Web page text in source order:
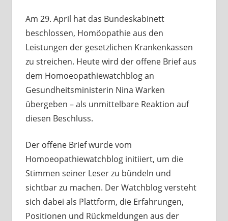
Am 29. April hat das Bundeskabinett
beschlossen, Homöopathie aus den
Leistungen der gesetzlichen Krankenkassen
zu streichen. Heute wird der offene Brief aus
dem Homoeopathiewatchblog an
Gesundheitsministerin Nina Warken
übergeben – als unmittelbare Reaktion auf
diesen Beschluss.
Der offene Brief wurde vom
Homoeopathiewatchblog initiiert, um die
Stimmen seiner Leser zu bündeln und
sichtbar zu machen. Der Watchblog versteht
sich dabei als Plattform, die Erfahrungen,
Positionen und Rückmeldungen aus der